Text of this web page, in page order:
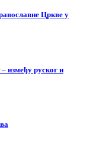
Цркве у
између руског и